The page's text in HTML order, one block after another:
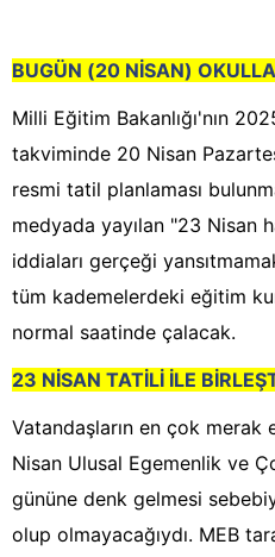
BUGÜN (20 NİSAN)
Milli Eğitim Bakanlığı'nın
takviminde 20 Nisan
resmi tatil planlaması
medyada yayılan "23 Nisan
iddiaları gerçeği
tüm kademelerdeki eğitim
normal saatinde çalacak.
23 NİSAN TATİLİ İLE
Vatandaşların en çok
Nisan Ulusal Egemenlik ve
gününe denk gelmesi
olup olmayacağıydı. MEB